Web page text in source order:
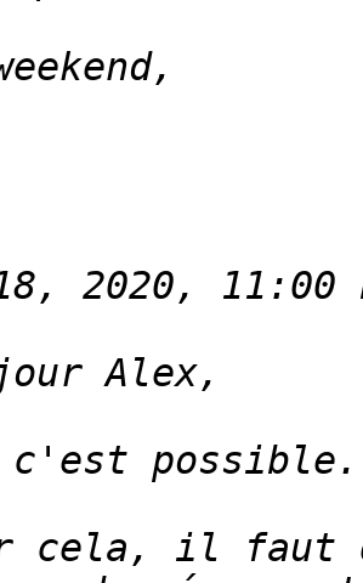
2020,
cela, il faut